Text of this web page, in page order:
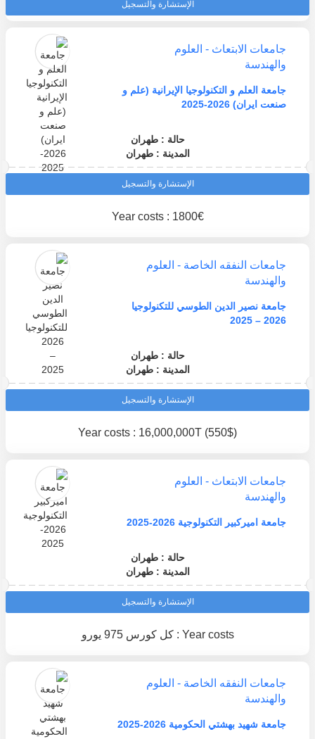
الإستشارة والتسجيل
جامعات الابتعاث - العلوم
والهندسة
جامعة العلم و التكنولوجيا الإيرانية (علم و
صنعت ايران) 2026-2025
حالة : طهران
المدينة : طهران
الإستشارة والتسجيل
Year costs : 1800€
جامعات النفقه الخاصة - العلوم
والهندسة
جامعة نصير الدين الطوسي للتكنولوجيا
2026 – 2025
حالة : طهران
المدينة : طهران
الإستشارة والتسجيل
Year costs : 16,000,000T (550$)
جامعات الابتعاث - العلوم
والهندسة
جامعة اميركبير التكنولوجية 2026-2025
حالة : طهران
المدينة : طهران
الإستشارة والتسجيل
Year costs : كل كورس 975 يورو
جامعات النفقه الخاصة - العلوم
والهندسة
جامعة شهيد بهشتي الحكومية 2026-2025